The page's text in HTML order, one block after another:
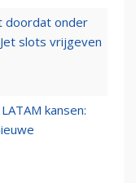
doordat onder
slots vrijgeven
kansen: